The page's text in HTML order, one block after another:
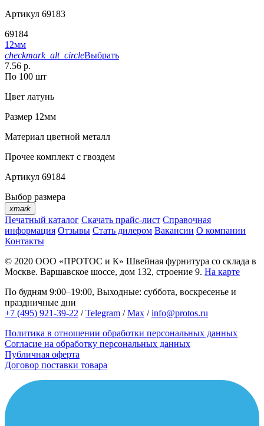
Артикул 69183
69184
12мм
checkmark_alt_circleВыбрать
7.56 р.
По 100 шт
Цвет латунь
Размер 12мм
Материал цветной металл
Прочее комплект с гвоздем
Артикул 69184
Выбор размера
xmark
Печатный каталог Скачать прайс-лист Справочная
информация Отзывы Стать дилером Вакансии О компании
Контакты
© 2020 ООО «ПРОТОС и К» Швейная фурнитура со склада в
Москве. Варшавское шоссе, дом 132, строение 9. На карте
По будням 9:00–19:00, Выходные: суббота, воскресенье и
праздничные дни
+7 (495) 921-39-22 /Telegram /Max /info@protos.ru
Политика в отношении обработки персональных данных
Согласие на обработку персональных данных
Публичная оферта
Договор поставки товара